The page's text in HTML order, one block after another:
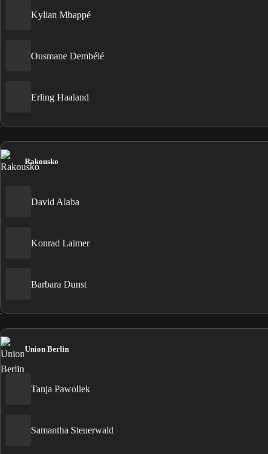
Kylian Mbappé
Ousmane Dembélé
Erling Haaland
Rakousko
David Alaba
Konrad Laimer
Barbara Dunst
Union Berlin
Tanja Pawollek
Samantha Steuerwald